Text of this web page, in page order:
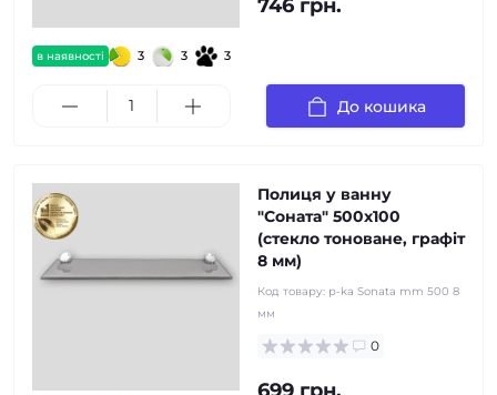
в наявності 3 3 3
746 грн.
До кошика
Полиця у ванну
"Соната" 500x100
(стекло тоноване, графiт
8 мм)
Код товару: p-ka Sonata mm 500 8
мм
0